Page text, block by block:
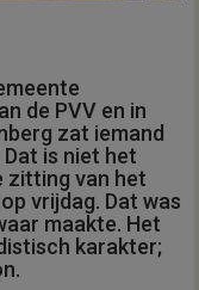
de PVV en in
zat iemand
is niet het
zitting van het
vrijdag. Dat was
maakte. Het
karakter;